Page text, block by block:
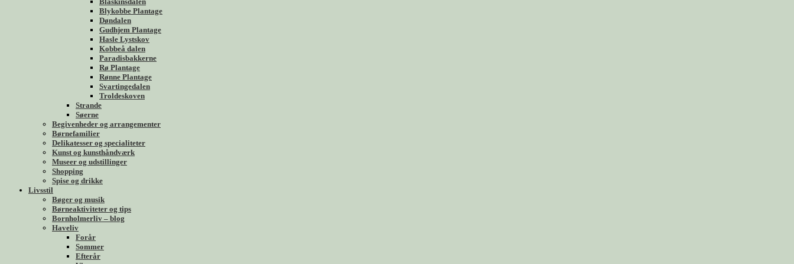
Blykobbe Plantage
Døndalen
Gudhjem Plantage
Hasle Lystskov
Kobbeå dalen
Paradisbakkerne
Rø Plantage
Rønne Plantage
Svartingedalen
Troldeskoven
Strande
Søerne
Begivenheder og arrangementer
Børnefamilier
Delikatesser og specialiteter
Kunst og kunsthåndværk
Museer og udstillinger
Shopping
Spise og drikke
Livsstil
Bøger og musik
Børneaktiviteter og tips
Bornholmerliv – blog
Haveliv
Forår
Sommer
Efterår